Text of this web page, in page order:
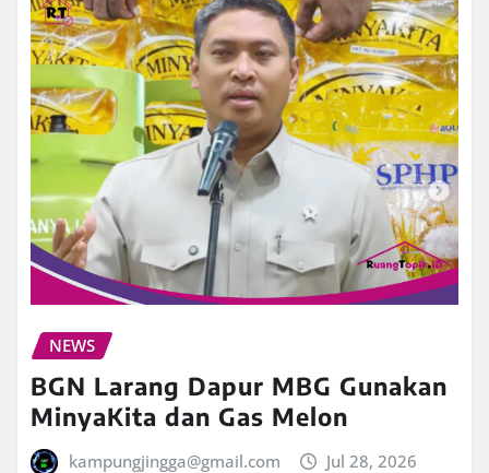
NEWS
BGN Larang Dapur MBG Gunakan
MinyaKita dan Gas Melon
kampungjingga@gmail.com Jul 28, 2026